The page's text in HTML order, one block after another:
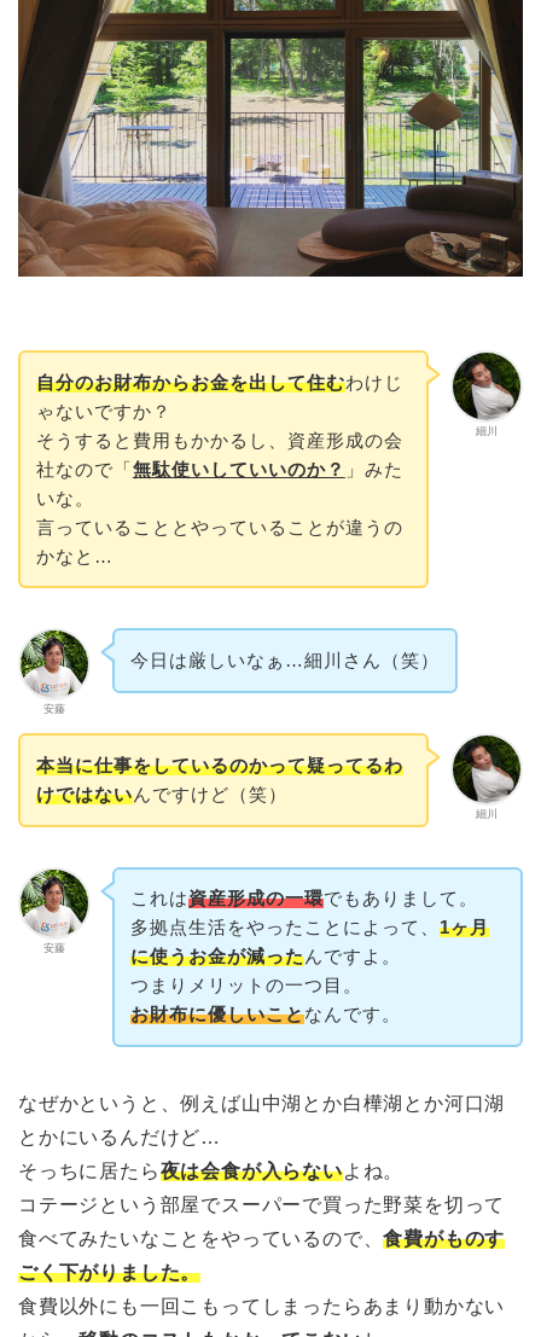
細川
自分のお財布からお金を出して住むわけじ
ゃないですか？
そうすると費用もかかるし、資産形成の会
社なので「無駄使いしていいのか？ 」みた
いな。
言っていることとやっていることが違うの
かなと…
安藤
今日は厳しいなぁ…細川さん（笑）
細川
本当に仕事をしているのかって疑ってるわ
けではないんですけど（笑）
安藤
これは資産形成の一環でもありまして。
多拠点生活をやったことによって、 1ヶ月
に使うお金が減ったんですよ。
つまりメリットの一つ目。
お財布に優しいことなんです。
なぜかというと、例えば山中湖とか白樺湖とか河口湖
とかにいるんだけど…
そっちに居たら夜は会食が入らないよね。
コテージという部屋でスーパーで買った野菜を切って
食べてみたいなことをやっているので、食費がものす
ごく下がりました。
食費以外にも一回こもってしまったらあまり動かない